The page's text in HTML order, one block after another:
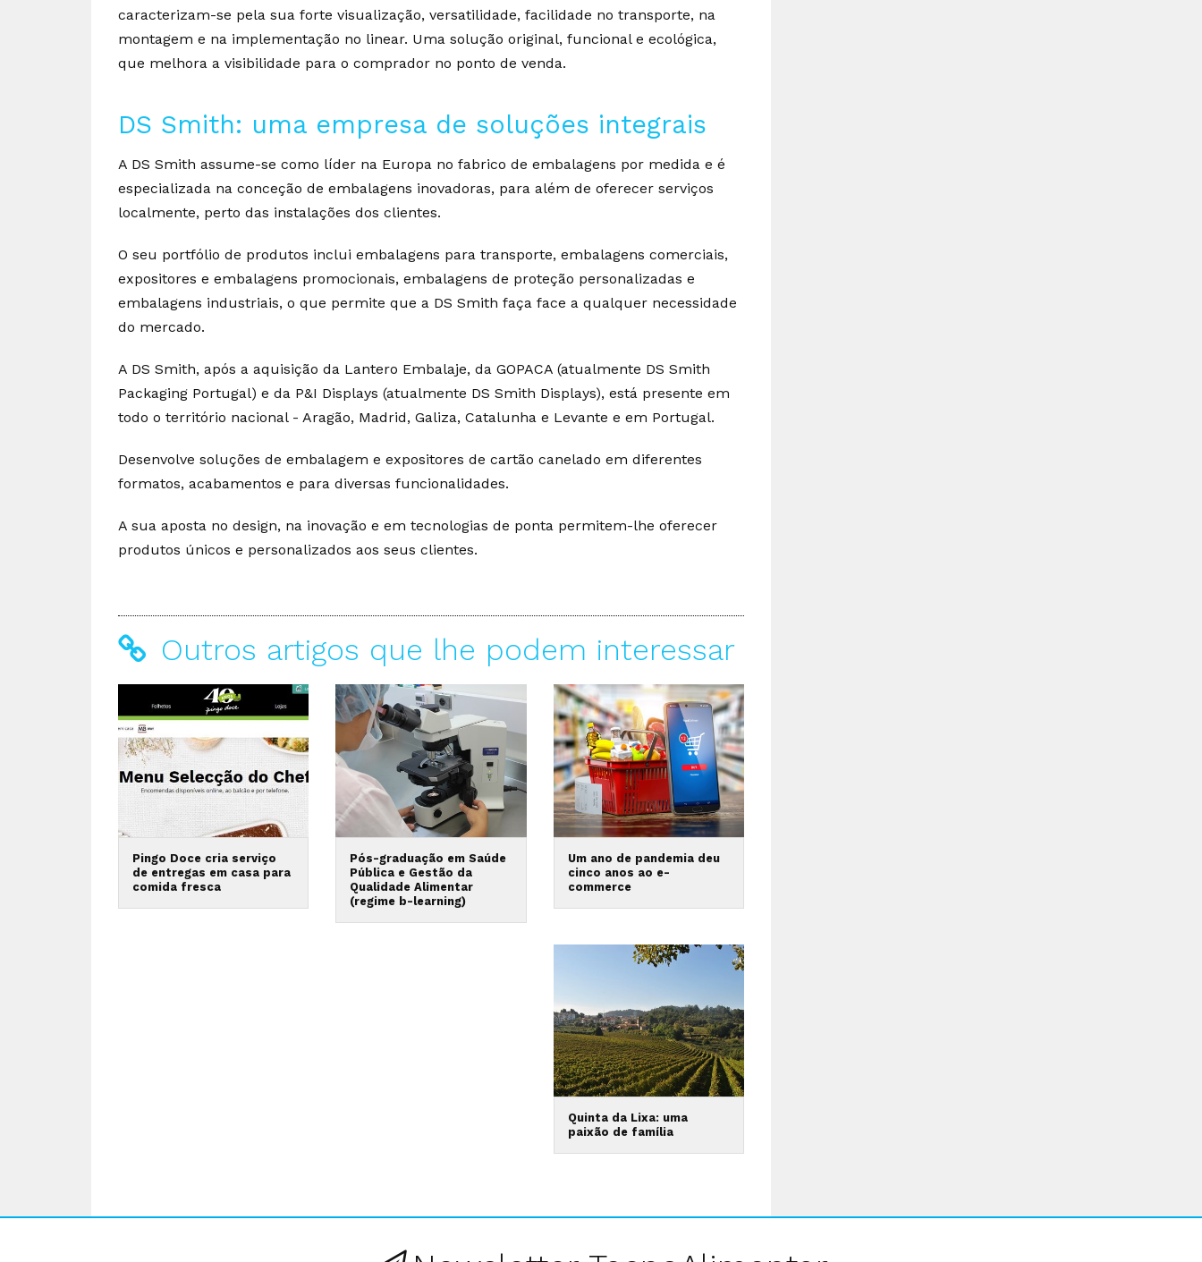
caracterizam-se pela sua forte visualização, versatilidade, facilidade no transporte, na
montagem e na implementação no linear. Uma solução original, funcional e ecológica,
que melhora a visibilidade para o comprador no ponto de venda.
DS Smith: uma empresa de soluções integrais
A DS Smith assume-se como líder na Europa no fabrico de embalagens por medida e é
especializada na conceção de embalagens inovadoras, para além de oferecer serviços
localmente, perto das instalações dos clientes.
O seu portfólio de produtos inclui embalagens para transporte, embalagens comerciais,
expositores e embalagens promocionais, embalagens de proteção personalizadas e
embalagens industriais, o que permite que a DS Smith faça face a qualquer necessidade
do mercado.
A DS Smith, após a aquisição da Lantero Embalaje, da GOPACA (atualmente DS Smith
Packaging Portugal) e da P&I Displays (atualmente DS Smith Displays), está presente em
todo o território nacional - Aragão, Madrid, Galiza, Catalunha e Levante e em Portugal.
Desenvolve soluções de embalagem e expositores de cartão canelado em diferentes
formatos, acabamentos e para diversas funcionalidades.
A sua aposta no design, na inovação e em tecnologias de ponta permitem-lhe oferecer
produtos únicos e personalizados aos seus clientes.
Outros artigos que lhe podem interessar
Pingo Doce cria serviço
de entregas em casa para
comida fresca
Pós-graduação em Saúde
Pública e Gestão da
Qualidade Alimentar
(regime b-learning)
Um ano de pandemia deu
cinco anos ao e-
commerce
Quinta da Lixa: uma
paixão de família